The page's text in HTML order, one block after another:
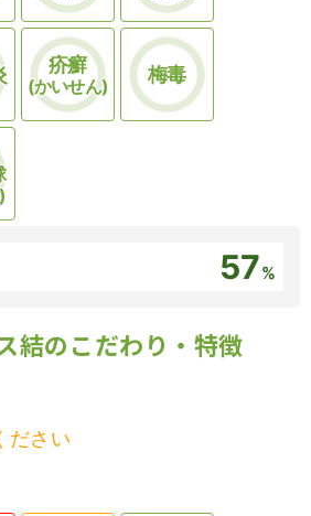
疥癬
(かいせん) 梅毒
57%
結のこだわり・特徴
ださい